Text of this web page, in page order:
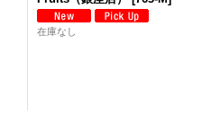
在庫なし